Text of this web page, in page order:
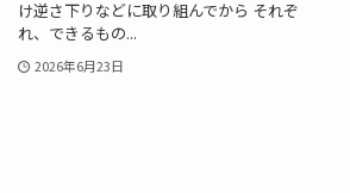
け逆さ下りなどに取り組んでから それぞ
れ、できるもの...
2026年6月23日